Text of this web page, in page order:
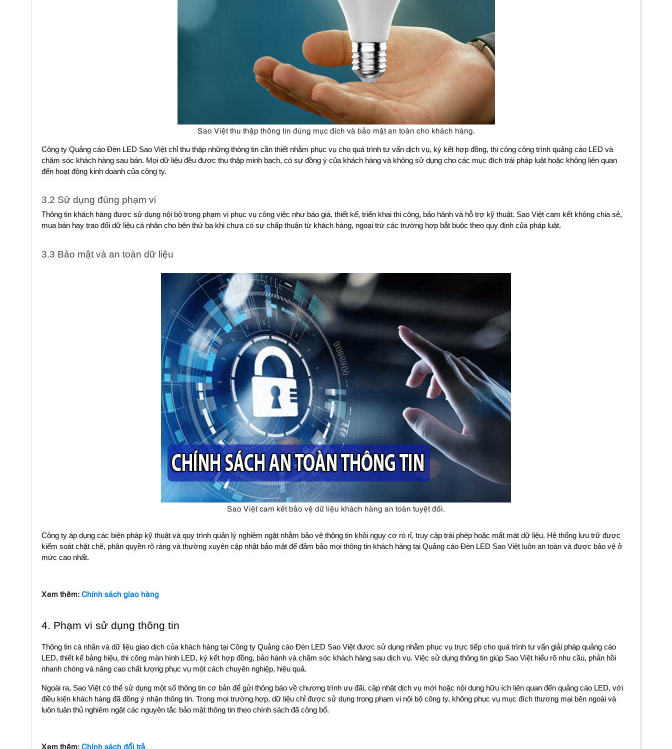
Sao Việt thu thập thông tin đúng mục đích và bảo mật an toàn cho khách hàng.
Công ty Quảng cáo Đèn LED Sao Việt chỉ thu thập những thông tin cần thiết nhằm phục vụ cho quá trình tư vấn dịch vụ, ký kết hợp đồng, thi công công trình quảng cáo LED và
chăm sóc khách hàng sau bán. Mọi dữ liệu đều được thu thập minh bạch, có sự đồng ý của khách hàng và không sử dụng cho các mục đích trái pháp luật hoặc không liên quan
đến hoạt động kinh doanh của công ty.
3.2 Sử dụng đúng phạm vi
Thông tin khách hàng được sử dụng nội bộ trong phạm vi phục vụ công việc như báo giá, thiết kế, triển khai thi công, bảo hành và hỗ trợ kỹ thuật. Sao Việt cam kết không chia sẻ,
mua bán hay trao đổi dữ liệu cá nhân cho bên thứ ba khi chưa có sự chấp thuận từ khách hàng, ngoại trừ các trường hợp bắt buộc theo quy định của pháp luật.
3.3 Bảo mật và an toàn dữ liệu
Sao Việt cam kết bảo vệ dữ liệu khách hàng an toàn tuyệt đối.
Công ty áp dụng các biện pháp kỹ thuật và quy trình quản lý nghiêm ngặt nhằm bảo vệ thông tin khỏi nguy cơ rò rỉ, truy cập trái phép hoặc mất mát dữ liệu. Hệ thống lưu trữ được
kiểm soát chặt chẽ, phân quyền rõ ràng và thường xuyên cập nhật bảo mật để đảm bảo mọi thông tin khách hàng tại Quảng cáo Đèn LED Sao Việt luôn an toàn và được bảo vệ ở
mức cao nhất.
Xem thêm: Chính sách giao hàng
4. Phạm vi sử dụng thông tin
Thông tin cá nhân và dữ liệu giao dịch của khách hàng tại Công ty Quảng cáo Đèn LED Sao Việt được sử dụng nhằm phục vụ trực tiếp cho quá trình tư vấn giải pháp quảng cáo
LED, thiết kế bảng hiệu, thi công màn hình LED, ký kết hợp đồng, bảo hành và chăm sóc khách hàng sau dịch vụ. Việc sử dụng thông tin giúp Sao Việt hiểu rõ nhu cầu, phản hồi
nhanh chóng và nâng cao chất lượng phục vụ một cách chuyên nghiệp, hiệu quả.
Ngoài ra, Sao Việt có thể sử dụng một số thông tin cơ bản để gửi thông báo về chương trình ưu đãi, cập nhật dịch vụ mới hoặc nội dung hữu ích liên quan đến quảng cáo LED, với
điều kiện khách hàng đã đồng ý nhận thông tin. Trong mọi trường hợp, dữ liệu chỉ được sử dụng trong phạm vi nội bộ công ty, không phục vụ mục đích thương mại bên ngoài và
luôn tuân thủ nghiêm ngặt các nguyên tắc bảo mật thông tin theo chính sách đã công bố.
Xem thêm: Chính sách đổi trả